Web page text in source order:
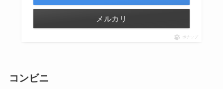
メルカリ
ポチップ
コンビニ